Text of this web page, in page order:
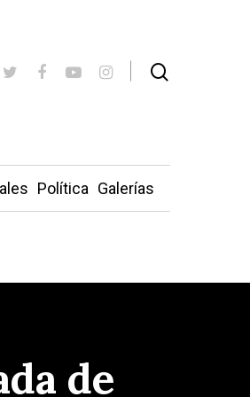
Política Galerías
de